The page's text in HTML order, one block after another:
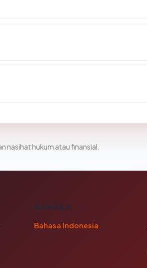
nasihat hukum atau finansial.
BAHASA
Bahasa Indonesia